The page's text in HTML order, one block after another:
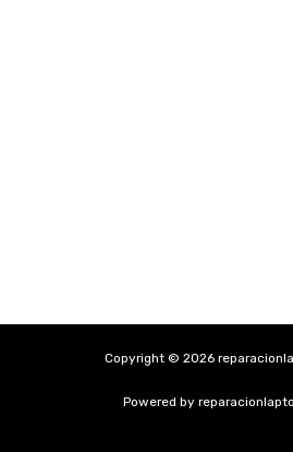
Copyright © 2026
Powered by